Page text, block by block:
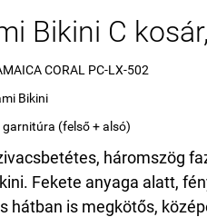
Bikini C
CORAL PC-LX-502
Bikini
garnitúra (felső + alsó)
háromszög
Fekete anyaga alatt,
hátban is megkötős,